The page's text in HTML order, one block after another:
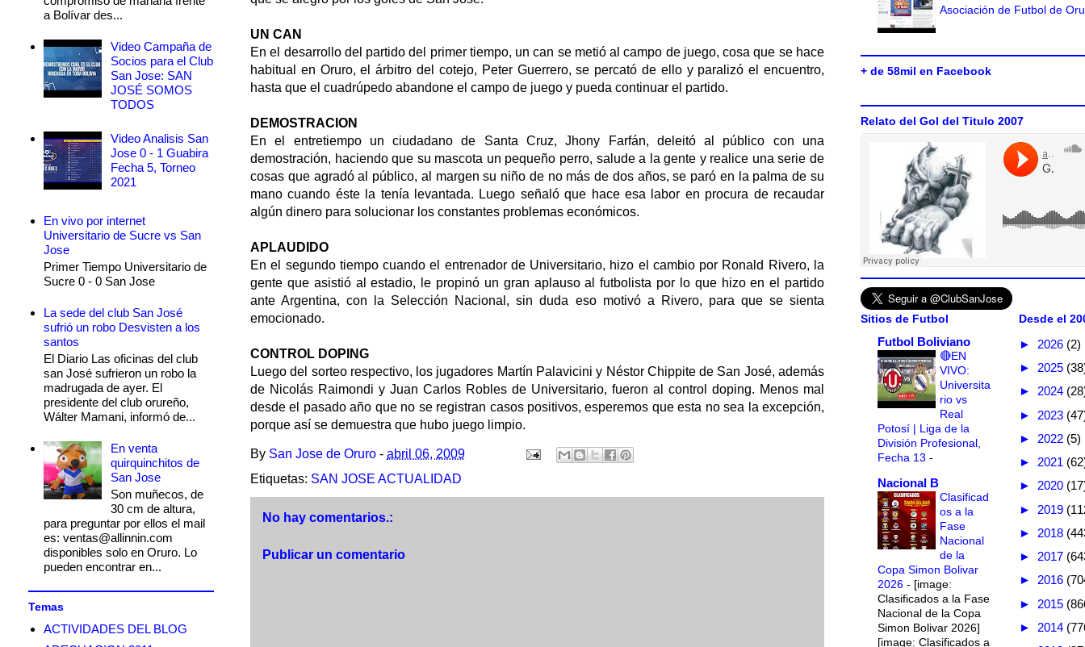
UN CAN
En el desarrollo del partido del primer tiempo, un can se metió al campo de juego, cosa que se hace
habitual en Oruro, el árbitro del cotejo, Peter Guerrero, se percató de ello y paralizó el encuentro,
hasta que el cuadrúpedo abandone el campo de juego y pueda continuar el partido.
DEMOSTRACION
En el entretiempo un ciudadano de Santa Cruz, Jhony Farfán, deleitó al público con una
demostración, haciendo que su mascota un pequeño perro, salude a la gente y realice una serie de
cosas que agradó al público, al margen su niño de no más de dos años, se paró en la palma de su
mano cuando éste la tenía levantada. Luego señaló que hace esa labor en procura de recaudar
algún dinero para solucionar los constantes problemas económicos.
APLAUDIDO
En el segundo tiempo cuando el entrenador de Universitario, hizo el cambio por Ronald Rivero, la
gente que asistió al estadio, le propinó un gran aplauso al futbolista por lo que hizo en el partido
ante Argentina, con la Selección Nacional, sin duda eso motivó a Rivero, para que se sienta
emocionado.
CONTROL DOPING
Luego del sorteo respectivo, los jugadores Martín Palavicini y Néstor Chippite de San José, además
de Nicolás Raimondi y Juan Carlos Robles de Universitario, fueron al control doping. Menos mal
desde el pasado año que no se registran casos positivos, esperemos que esta no sea la excepción,
porque así se demuestra que hubo juego limpio.
By San Jose de Oruro - abril 06, 2009
Etiquetas: SAN JOSE ACTUALIDAD
No hay comentarios.:
Publicar un comentario
a Bolívar des...
Video Campaña de
Socios para el Club
San Jose: SAN
JOSÉ SOMOS
TODOS
Video Analisis San
Jose 0 - 1 Guabira
Fecha 5, Torneo
2021
En vivo por internet
Universitario de Sucre vs San
Jose
Primer Tiempo Universitario de
Sucre 0 - 0 San Jose
La sede del club San José
sufrió un robo Desvisten a los
santos
El Diario Las oficinas del club
san José sufrieron un robo la
madrugada de ayer. El
presidente del club orureño,
Wálter Mamani, informó de...
En venta
quirquinchitos de
San Jose
Son muñecos, de
30 cm de altura,
para preguntar por ellos el mail
es: ventas@allinnin.com
disponibles solo en Oruro. Lo
pueden encontrar en...
Temas
ACTIVIDADES DEL BLOG
Asociación de Futbol de
+ de 58mil en Facebook
Relato del Gol del Titulo 2007
Sitios de Futbol
Futbol Boliviano
🔴EN
VIVO:
Universita
rio vs
Real
Potosí | Liga de la
División Profesional,
Fecha 13 -
Nacional B
Clasificad
os a la
Fase
Nacional
de la
Copa Simon Bolivar
2026 - [image:
Clasificados a la Fase
Nacional de la Copa
Simon Bolivar 2026]
[image: Clasificados a
Desde el
► 2026 (2)
► 2025
► 2024
► 2023
► 2022 (5)
► 2021
► 2020
► 2019
► 2018
► 2017
► 2016
► 2015
► 2014